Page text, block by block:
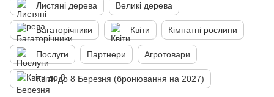
Листяні дерева Великі дерева
Багаторічники Квіти Кімнатні рослини
Послуги Партнери Агротовари
Квіти до 8 Березня (бронювання на 2027)